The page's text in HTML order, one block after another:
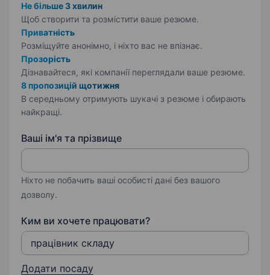
Не більше 3 хвилин
Щоб створити та розмістити ваше резюме.
Приватність
Розміщуйте анонімно, і ніхто вас не впізнає.
Прозорість
Дізнавайтеся, які компанії переглядали ваше резюме.
8 пропозицій щотижня
В середньому отримують шукачі з резюме і обирають
найкращі.
Ваші ім'я та прізвище
Ніхто не побачить ваші особисті дані без вашого
дозволу.
Ким ви хочете працювати?
Додати посаду